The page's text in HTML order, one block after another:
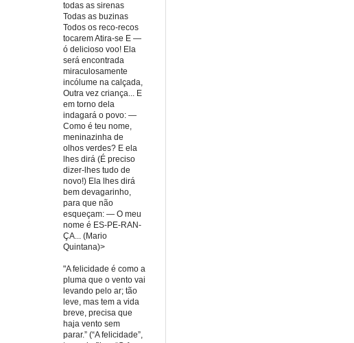
todas as sirenas
Todas as buzinas
Todos os reco-recos
tocarem Atira-se E —
ó delicioso voo! Ela
será encontrada
miraculosamente
incólume na calçada,
Outra vez criança... E
em torno dela
indagará o povo: —
Como é teu nome,
meninazinha de
olhos verdes? E ela
lhes dirá (É preciso
dizer-lhes tudo de
novo!) Ela lhes dirá
bem devagarinho,
para que não
esqueçam: — O meu
nome é ES-PE-RAN-
ÇA... (Mario
Quintana)>
"A felicidade é como a
pluma que o vento vai
levando pelo ar; tão
leve, mas tem a vida
breve, precisa que
haja vento sem
parar.” (“A felicidade”,